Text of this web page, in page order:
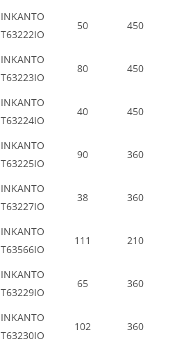
INKANTO
T63222IO
50 450
INKANTO
T63223IO
80 450
INKANTO
T63224IO
40 450
INKANTO
T63225IO
90 360
INKANTO
T63227IO
38 360
INKANTO
T63566IO
111 210
INKANTO
T63229IO
65 360
INKANTO
T63230IO
102 360